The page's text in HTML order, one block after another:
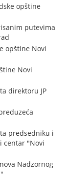
opštine
putevima
opštine Novi
Novi
direktoru JP
predsedniku i
centar "Novi
Nadzornog